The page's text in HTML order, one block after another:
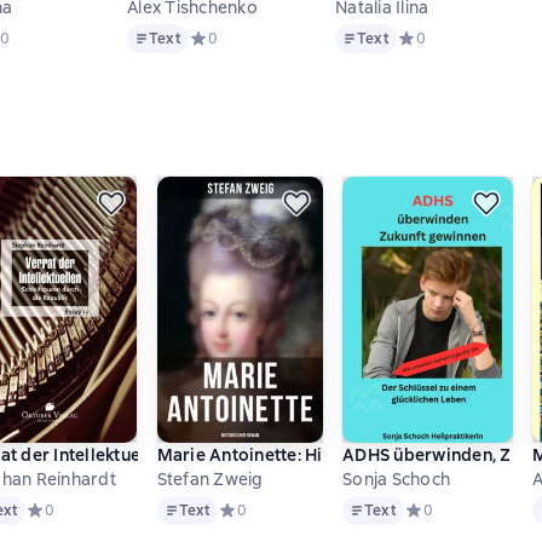
рейтинг 0 на основе 0 оценок
0
Alex Tishchenko
TextText Средний рейтинг 0 на основе 0 оценок
0
Natalia Ilina
TextText Средний рейтинг 0
0
Hörspielfassung, Folge 6: Die blaue Hand
der Intellektuellen
Reinhardt
Средний рейтинг 0 на основе 0 оценок
0
Marie Antoinette: Historischer Roman
Stefan Zweig
TextText Средний рейтинг 0 на основе 0 оценок
0
ADHS überwinden,
Sonja Schoch
TextText Средний рейтинг
0